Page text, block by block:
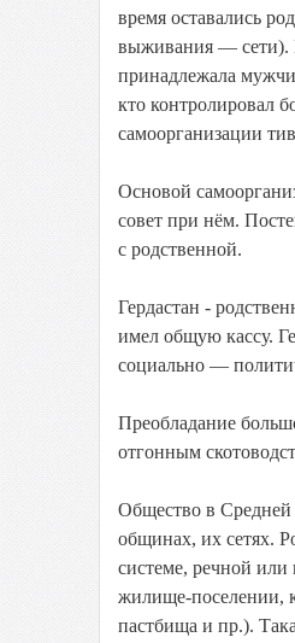
время оставались
выживания — сети).
принадлежала
кто контролировал
самоорганизации
Основой
совет при нём.
с родственной.
Гердастан -
имел общую кассу.
социально —
Преобладание
отгонным
Общество в Средней
общинах, их сетях.
системе, речной
жилище-поселении,
пастбища и пр.).